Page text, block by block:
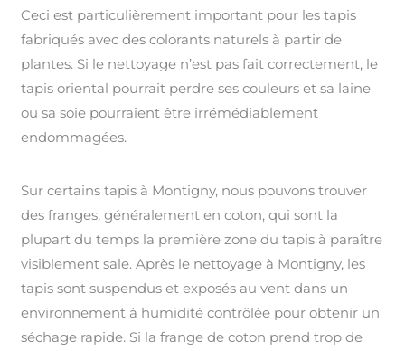
Ceci est particulièrement important pour les tapis
fabriqués avec des colorants naturels à partir de
plantes. Si le nettoyage n’est pas fait correctement, le
tapis oriental pourrait perdre ses couleurs et sa laine
ou sa soie pourraient être irrémédiablement
endommagées.
Sur certains tapis à Montigny, nous pouvons trouver
des franges, généralement en coton, qui sont la
plupart du temps la première zone du tapis à paraître
visiblement sale. Après le nettoyage à Montigny, les
tapis sont suspendus et exposés au vent dans un
environnement à humidité contrôlée pour obtenir un
séchage rapide. Si la frange de coton prend trop de